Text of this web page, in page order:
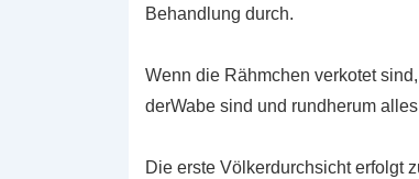
Behandlung durch.
Wenn die Rähmchen verkotet
derWabe sind und rundherum
Die erste Völkerdurchsicht erfolgt